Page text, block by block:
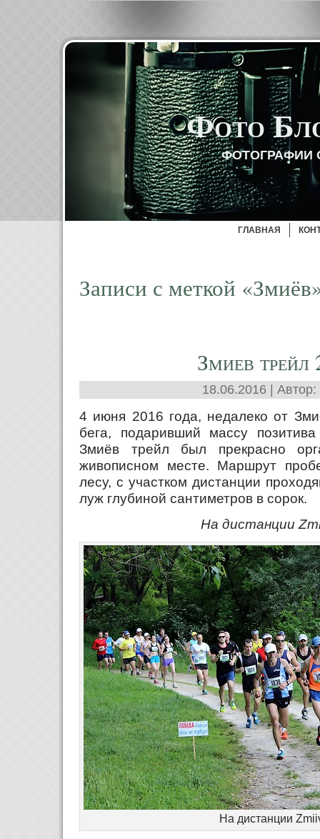
Фото
ФОТОГРАФИИ
ГЛАВНАЯ
Записи с меткой
Змиев трейл
18.06.2016 | Автор:
4 июня 2016 года, недалеко от
бега, подаривший массу
Змиёв трейл был прекрасно
живописном месте. Маршрут
лесу, с участком дистанции
луж глубиной сантиметров в сорок.
На дистанции
На дистанции